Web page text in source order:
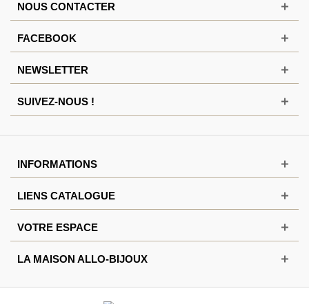
NOUS CONTACTER
FACEBOOK
NEWSLETTER
SUIVEZ-NOUS !
INFORMATIONS
LIENS CATALOGUE
VOTRE ESPACE
LA MAISON ALLO-BIJOUX